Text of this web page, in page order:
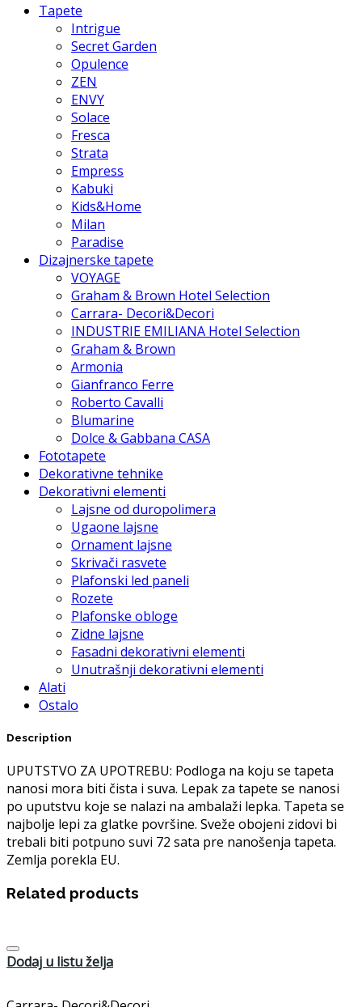
Tapete
Intrigue
Secret Garden
Opulence
ZEN
ENVY
Solace
Fresca
Strata
Empress
Kabuki
Kids&Home
Milan
Paradise
Dizajnerske tapete
VOYAGE
Graham & Brown Hotel Selection
Carrara- Decori&Decori
INDUSTRIE EMILIANA Hotel Selection
Graham & Brown
Armonia
Gianfranco Ferre
Roberto Cavalli
Blumarine
Dolce & Gabbana CASA
Fototapete
Dekorativne tehnike
Dekorativni elementi
Lajsne od duropolimera
Ugaone lajsne
Ornament lajsne
Skrivači rasvete
Plafonski led paneli
Rozete
Plafonske obloge
Zidne lajsne
Fasadni dekorativni elementi
Unutrašnji dekorativni elementi
Alati
Ostalo
Description
UPUTSTVO ZA UPOTREBU: Podloga na koju se tapeta
nanosi mora biti čista i suva. Lepak za tapete se nanosi
po uputstvu koje se nalazi na ambalaži lepka. Tapeta se
najbolje lepi za glatke površine. Sveže obojeni zidovi bi
trebali biti potpuno suvi 72 sata pre nanošenja tapeta.
Zemlja porekla EU.
Related products
Dodaj u listu želja